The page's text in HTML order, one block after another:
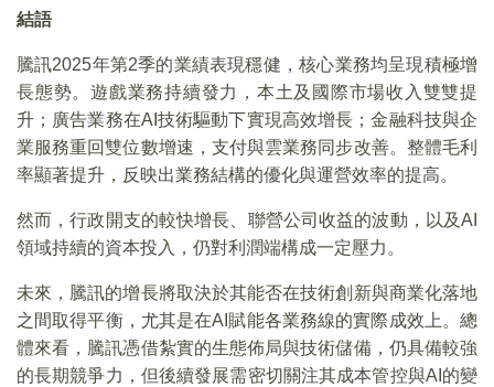
結語
騰訊2025年第2季的業績表現穩健，核心業務均呈現積極增
長態勢。遊戲業務持續發力，本土及國際市場收入雙雙提
升；廣告業務在AI技術驅動下實現高效增長；金融科技與企
業服務重回雙位數增速，支付與雲業務同步改善。整體毛利
率顯著提升，反映出業務結構的優化與運營效率的提高。
然而，行政開支的較快增長、聯營公司收益的波動，以及AI
領域持續的資本投入，仍對利潤端構成一定壓力。
未來，騰訊的增長將取決於其能否在技術創新與商業化落地
之間取得平衡，尤其是在AI賦能各業務線的實際成效上。總
體來看，騰訊憑借紮實的生態佈局與技術儲備，仍具備較強
的長期競爭力，但後續發展需密切關注其成本管控與AI的變